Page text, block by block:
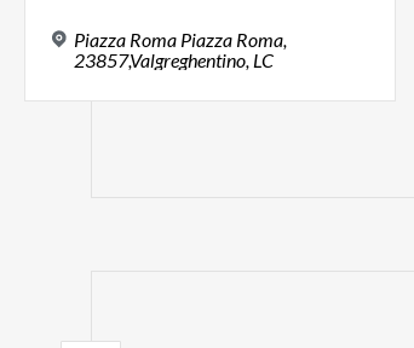
Piazza Roma Piazza Roma,
23857,Valgreghentino, LC